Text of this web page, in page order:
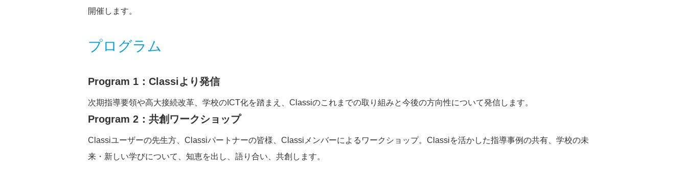
開催します。
プログラム
Program 1：Classiより発信
次期指導要領や高大接続改革、学校のICT化を踏まえ、Classiのこれまでの取り組みと今後の方向性について発信します。
Program 2：共創ワークショップ
Classiユーザーの先生方、Classiパートナーの皆様、Classiメンバーによるワークショップ。Classiを活かした指導事例の共有、学校の未
来・新しい学びについて、知恵を出し、語り合い、共創します。